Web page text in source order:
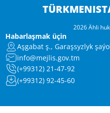
2026 Ähli
Habarlaşmak üçin
Aşgabat ş., Garaşsyzlyk
info@mejlis.gov.tm
(+99312) 21-47-92
(+99312) 92-45-60